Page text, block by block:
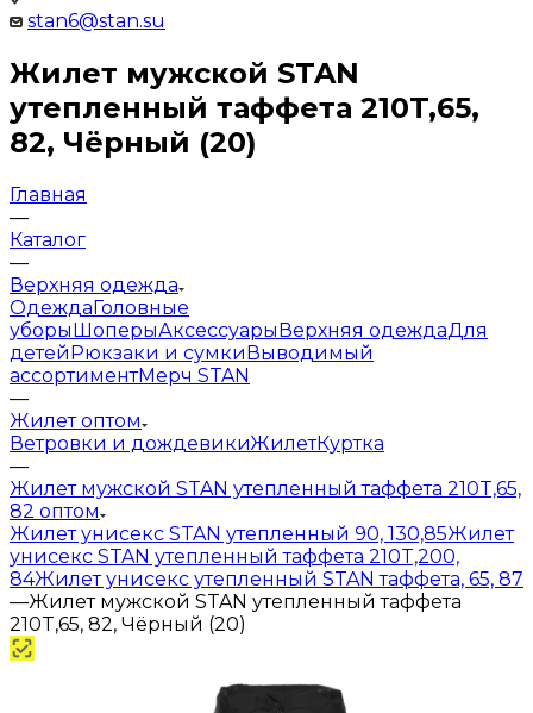
stan6@stan.su
Жилет мужской STAN
утепленный таффета 210T,65,
82, Чёрный (20)
Главная
—
Каталог
—
Верхняя одежда
ОдеждаГоловные
уборыШоперыАксессуарыВерхняя одеждаДля
детейРюкзаки и сумкиВыводимый
ассортиментМерч STAN
—
Жилет оптом
Ветровки и дождевикиЖилетКуртка
—
Жилет мужской STAN утепленный таффета 210T,65,
82 оптом
Жилет унисекс STAN утепленный 90, 130,85Жилет
унисекс STAN утепленный таффета 210T,200,
84Жилет унисекс утепленный STAN таффета, 65, 87
—Жилет мужской STAN утепленный таффета
210T,65, 82, Чёрный (20)